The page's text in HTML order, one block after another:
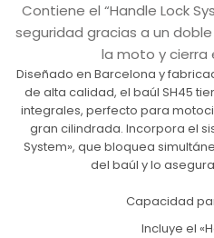
Contiene el “Handle Lock
seguridad gracias a un
la moto y cierra
Diseñado en Barcelona y
de alta calidad, el baúl SH45
integrales, perfecto para
gran cilindrada. Incorpora el
System», que bloquea
del baúl y lo
Capacidad
Incluye el